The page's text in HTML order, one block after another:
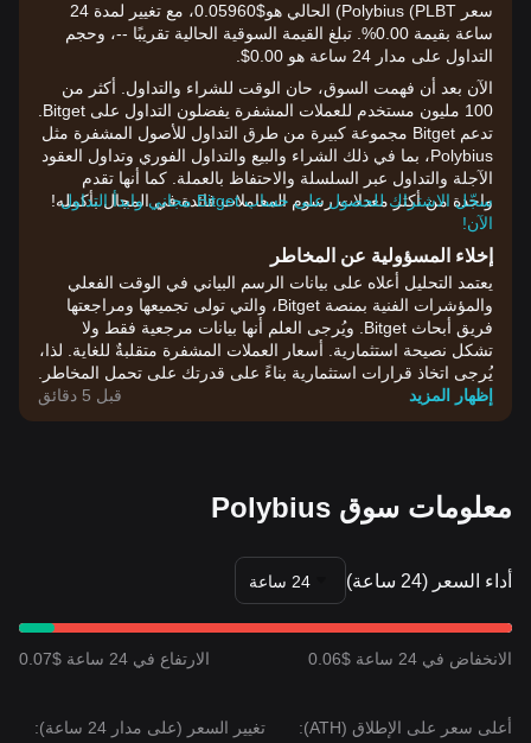
سعر Polybius (PLBT) الحالي هو$0.05960، مع تغيير لمدة 24
ساعة بقيمة 0.00%. تبلغ القيمة السوقية الحالية تقريبًا --، وحجم
التداول على مدار 24 ساعة هو 0.00$.
الآن بعد أن فهمت السوق، حان الوقت للشراء والتداول. أكثر من
تدعم Bitget مجموعة كبيرة من طرق التداول للأصول المشفرة مثل
Polybius، بما في ذلك الشراء والبيع والتداول الفوري وتداول العقود
الآجلة والتداول عبر السلسلة والاحتفاظ بالعملة. كما أنها تقدم
واحدة من أكثر معدلات رسوم المعاملات فائدة في المجال بأكمله!
سجّل الاشتراك للحصول على حساب Bitget مجاني وابدأ التداول
الآن!
إخلاء المسؤولية عن المخاطر
يعتمد التحليل أعلاه على بيانات الرسم البياني في الوقت الفعلي
والمؤشرات الفنية بمنصة Bitget، والتي تولى تجميعها ومراجعتها
فريق أبحاث Bitget. ويُرجى العلم أنها بيانات مرجعية فقط ولا
تشكل نصيحة استثمارية. أسعار العملات المشفرة متقلبةٌ للغاية. لذا،
يُرجى اتخاذ قرارات استثمارية بناءً على قدرتك على تحمل المخاطر.
إظهار المزيد
قبل 5 دقائق
معلومات سوق Polybius
أداء السعر (24 ساعة) 24 ساعة
الانخفاض في 24 ساعة $0.06 الارتفاع في 24 ساعة $0.07
أعلى سعر على الإطلاق (ATH):
تغيير السعر (على مدار 24 ساعة):